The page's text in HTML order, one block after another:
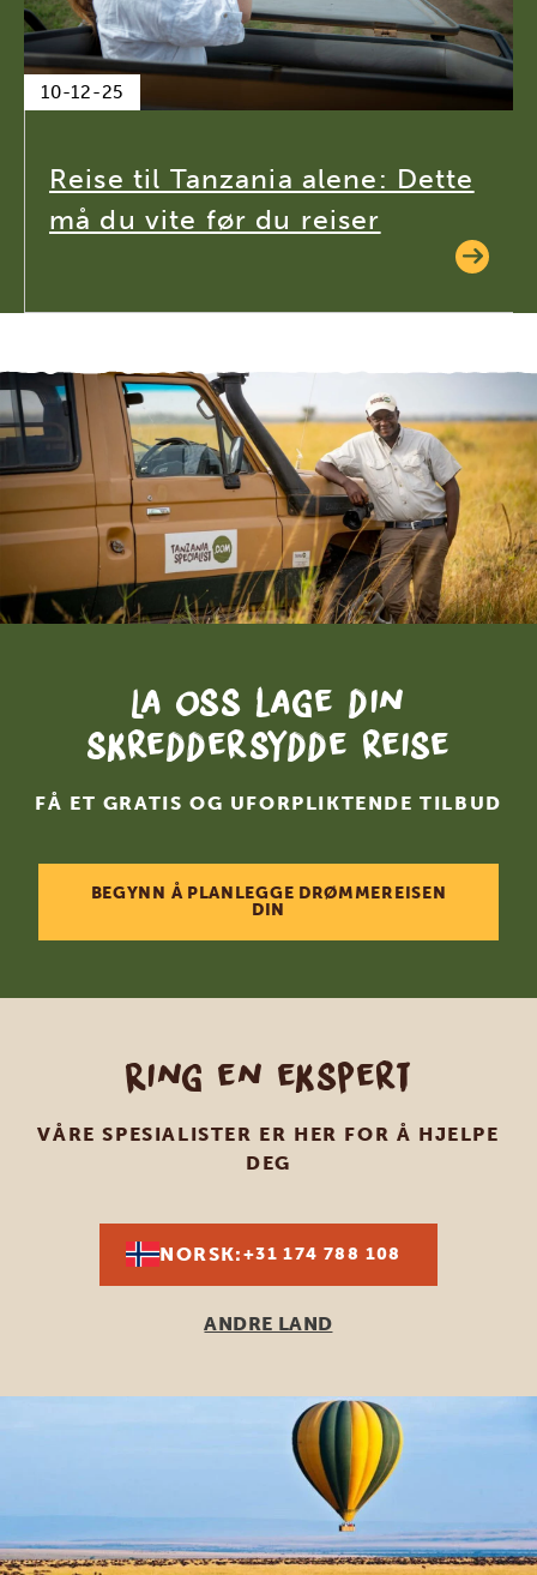
10-12-25
Reise til Tanzania alene: Dette
må du vite før du reiser
La oss lage din
skreddersydde reise
FÅ ET GRATIS OG UFORPLIKTENDE TILBUD
BEGYNN Å PLANLEGGE DRØMMEREISEN
DIN
Ring en ekspert
VÅRE SPESIALISTER ER HER FOR Å HJELPE
DEG
NORSK:+31 174 788 108
ANDRE LAND